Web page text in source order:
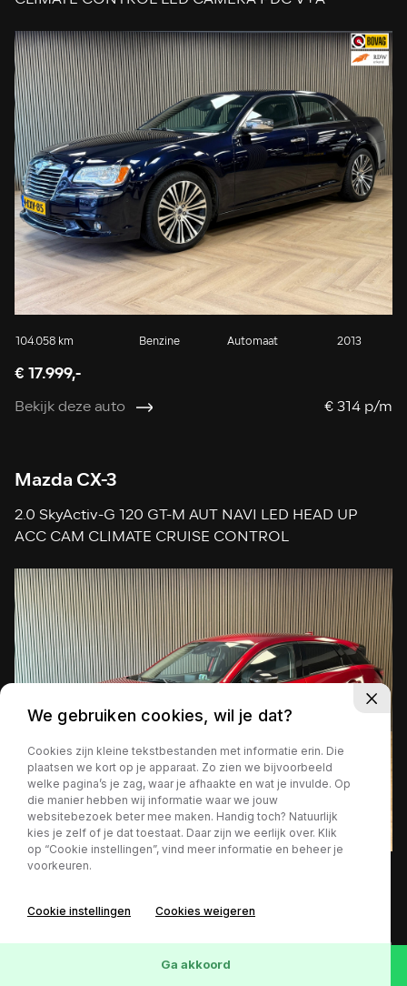
104.058 km Benzine Automaat 2013
€ 17.999,-
Bekijk deze auto € 314 p/m
Mazda CX-3
2.0 SkyActiv-G 120 GT-M AUT NAVI LED HEAD UP
ACC CAM CLIMATE CRUISE CONTROL
€ 17.999,-
Bekijk deze auto € 314 p/m
We gebruiken cookies, wil je dat?
Cookies zijn kleine tekstbestanden met informatie erin. Die
plaatsen we kort op je apparaat. Zo zien we bijvoorbeeld
welke pagina’s je zag, waar je afhaakte en wat je invulde. Op
die manier hebben wij informatie waar we jouw
websitebezoek beter mee maken. Handig toch? Natuurlijk
kies je zelf of je dat toestaat. Daar zijn we eerlijk over. Klik
op “Cookie instellingen”, vind meer informatie en beheer je
voorkeuren.
Cookie instellingen Cookies weigeren
Ga akkoord